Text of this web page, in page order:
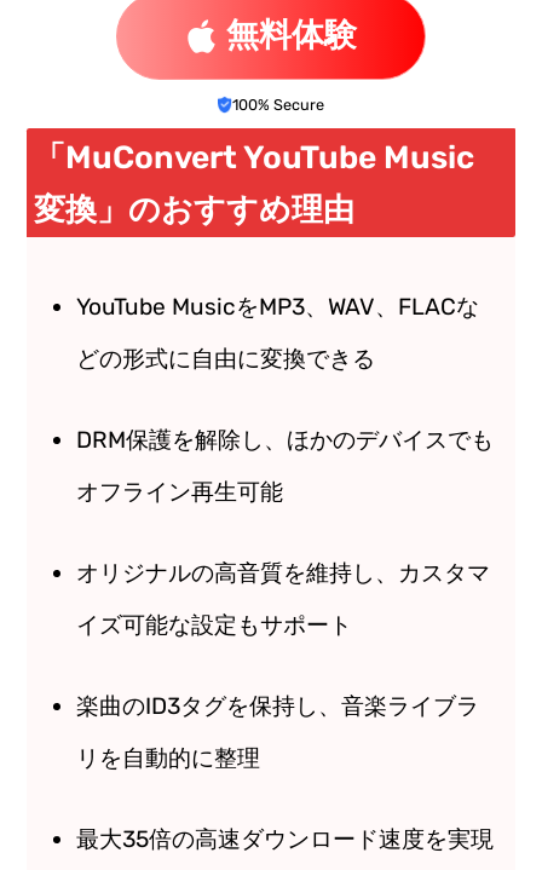
無料体験
100% Secure
「MuConvert YouTube Music
変換」のおすすめ理由
YouTube MusicをMP3、WAV、FLACな
どの形式に自由に変換できる
DRM保護を解除し、ほかのデバイスでも
オフライン再生可能
オリジナルの高音質を維持し、カスタマ
イズ可能な設定もサポート
楽曲のID3タグを保持し、音楽ライブラ
リを自動的に整理
最大35倍の高速ダウンロード速度を実現